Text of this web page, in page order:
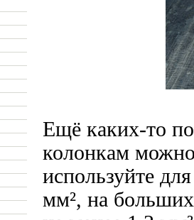
Ещё каких-то
колонкам
используйте
мм², на больших